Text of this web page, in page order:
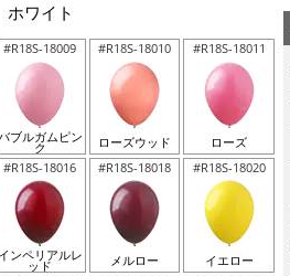
ホワイト
#R18S-18009
ブルガムピン
ク
#R18S-18010
ローズウッド
#R18S-18011
ローズ
#R18S-18016
インペリアルレ
ッド
#R18S-18018
メルロー
#R18S-18020
イエロー